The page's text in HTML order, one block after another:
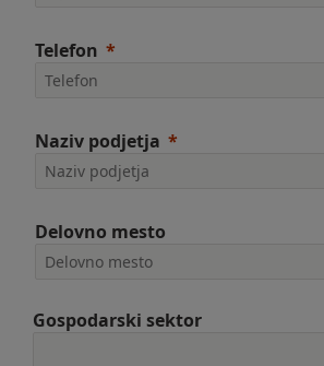
Telefon
Naziv podjetja
Delovno mesto
Gospodarski sektor